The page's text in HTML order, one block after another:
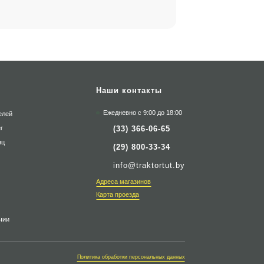
Наши контакты
Ежедневно с 9:00 до 18:00
(33) 366-06-65
(29) 800-33-34
info@traktortut.by
Адреса магазинов
Карта проезда
Политика обработки персональных данных